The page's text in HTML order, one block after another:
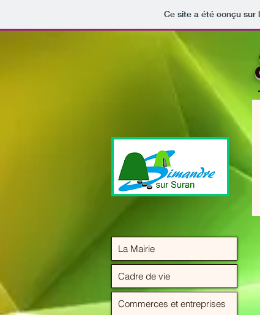
Ce site a été conçu
La Mairie
Cadre de vie
Commerces et entreprises